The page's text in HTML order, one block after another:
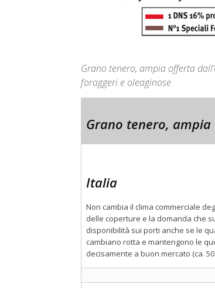
Grano tenero, ampia offerta
foraggeri e oleaginose
Grano tenero,
Italia
Non cambia il clima commerciale
delle coperture e la domanda che
disponibilità sui porti anche se le
cambiano rotta e mantengono le
decisamente a buon mercato (ca.